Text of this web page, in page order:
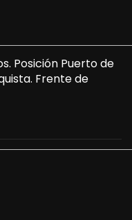
Posición Puerto de
Frente de